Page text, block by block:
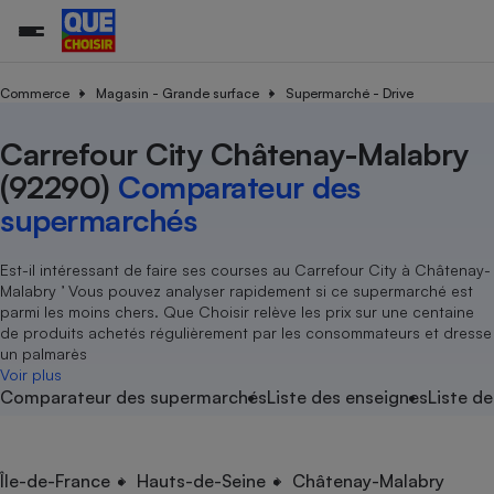
Commerce Magasin - Grande surface Supermarché - Drive
Carrefour City Châtenay-Malabry
(92290) Comparateur des
supermarchés
Est-il intéressant de faire ses courses au Carrefour City à Châtenay-
Malabry ’ Vous pouvez analyser rapidement si ce supermarché est
parmi les moins chers. Que Choisir relève les prix sur une centaine
de produits achetés régulièrement par les consommateurs et dresse
un palmarès
Voir plus
Comparateur des supermarchésListe des enseignesListe
Île-de-France Hauts-de-Seine Châtenay-Malabry
Additifs
Agriculture
Produit alimentaire
Achat - Vente - Location
Carburant
Magasin - Grande surface
Marketing - Fidélisation
Organismes de défense
Système judiciaire
Air
Eau
Achat - Vente - Travaux
Location
Sport
Vacances - Tourisme
électrique
Démarche administrative
Senior
Service marchand
Train
Transport aérien
Toutes les actualités
Enquêtes
Guides d'achat
Conseils
Brèves
Tous les services
Soumettre un litige
Lettres types
Rencontrer une association locale
Tous nos combats
Nos actions
Nos grandes victoires
Les billets de la présidente
Nos associations locales
Nous rejoindre
En savoir plus sur Que Choisir Ensemble
?
L’association
Nos missions
Notre méthodologie
Notre financement
Nos partenaires
Nous rejoindre